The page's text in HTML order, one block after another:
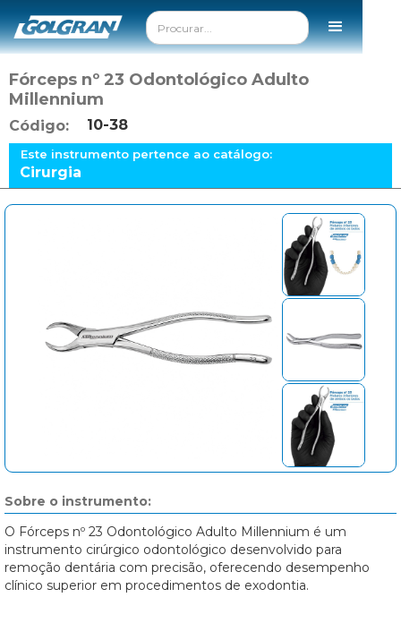
Fórceps nº 23 Odontológico Adulto
Millennium
Código: 10-38
Este instrumento pertence ao catálogo:
Cirurgia
Sobre o instrumento:
O Fórceps nº 23 Odontológico Adulto Millennium é um
instrumento cirúrgico odontológico desenvolvido para
remoção dentária com precisão, oferecendo desempenho
clínico superior em procedimentos de exodontia.